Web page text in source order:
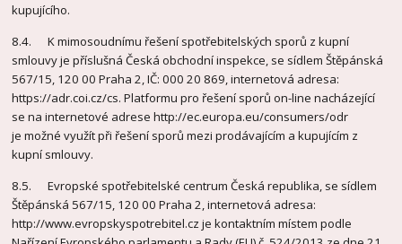
kupujícího.
8.4. K mimosoudnímu řešení spotřebitelských sporů z kupní
smlouvy je příslušná Česká obchodní inspekce, se sídlem Štěpánská
567/15, 120 00 Praha 2, IČ: 000 20 869, internetová adresa:
https://adr.coi.cz/cs. Platformu pro řešení sporů on-line nacházející
se na internetové adrese http://ec.europa.eu/consumers/odr
je možné využít při řešení sporů mezi prodávajícím a kupujícím z
kupní smlouvy.
8.5. Evropské spotřebitelské centrum Česká republika, se sídlem
Štěpánská 567/15, 120 00 Praha 2, internetová adresa:
http://www.evropskyspotrebitel.cz je kontaktním místem podle